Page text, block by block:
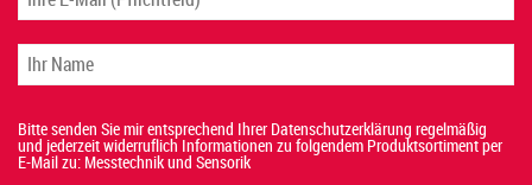
Bitte senden Sie mir entsprechend Ihrer Datenschutzerklärung regelmäßig
und jederzeit widerruflich Informationen zu folgendem Produktsortiment per
E-Mail zu: Messtechnik und Sensorik